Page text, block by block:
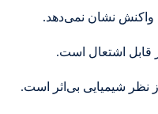
واکنش نشان نمی‌دهد.
قابل اشتعال است.
نظر شیمیایی بی‌اثر است.